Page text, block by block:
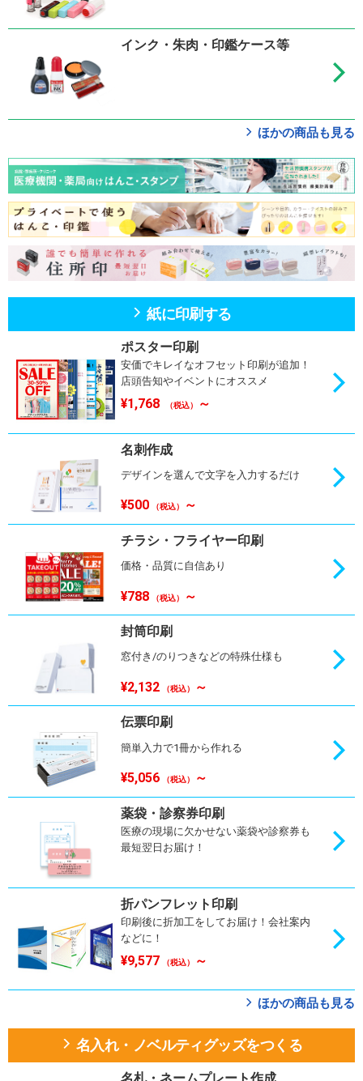
インク・朱肉・印鑑ケース等
ほかの商品も見る
紙に印刷する
ポスター印刷
安価でキレイなオフセット印刷が追加！
店頭告知やイベントにオススメ
¥1,768 （税込） ～
名刺作成
デザインを選んで文字を入力するだけ
¥500 （税込） ～
チラシ・フライヤー印刷
価格・品質に自信あり
¥788 （税込） ～
封筒印刷
窓付き/のりつきなどの特殊仕様も
¥2,132 （税込） ～
伝票印刷
簡単入力で1冊から作れる
¥5,056 （税込） ～
薬袋・診察券印刷
医療の現場に欠かせない薬袋や診察券も
最短翌日お届け！
折パンフレット印刷
印刷後に折加工をしてお届け！会社案内
などに！
¥9,577 （税込） ～
ほかの商品も見る
名入れ・ノベルティグッズをつくる